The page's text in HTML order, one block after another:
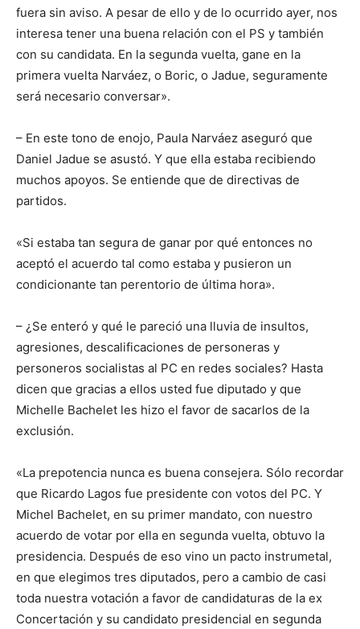
fuera sin aviso. A pesar de ello y de lo ocurrido ayer, nos
interesa tener una buena relación con el PS y también
con su candidata. En la segunda vuelta, gane en la
primera vuelta Narváez, o Boric, o Jadue, seguramente
será necesario conversar».
– En este tono de enojo, Paula Narváez aseguró que
Daniel Jadue se asustó. Y que ella estaba recibiendo
muchos apoyos. Se entiende que de directivas de
partidos.
«Si estaba tan segura de ganar por qué entonces no
aceptó el acuerdo tal como estaba y pusieron un
condicionante tan perentorio de última hora».
– ¿Se enteró y qué le pareció una lluvia de insultos,
agresiones, descalificaciones de personeras y
personeros socialistas al PC en redes sociales? Hasta
dicen que gracias a ellos usted fue diputado y que
Michelle Bachelet les hizo el favor de sacarlos de la
exclusión.
«La prepotencia nunca es buena consejera. Sólo recordar
que Ricardo Lagos fue presidente con votos del PC. Y
Michel Bachelet, en su primer mandato, con nuestro
acuerdo de votar por ella en segunda vuelta, obtuvo la
presidencia. Después de eso vino un pacto instrumetal,
en que elegimos tres diputados, pero a cambio de casi
toda nuestra votación a favor de candidaturas de la ex
Concertación y su candidato presidencial en segunda